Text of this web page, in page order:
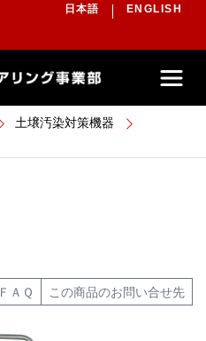
日本語 ENGLISH
土壌汚染対策機器
ＦＡＱ この商品のお問い合せ先